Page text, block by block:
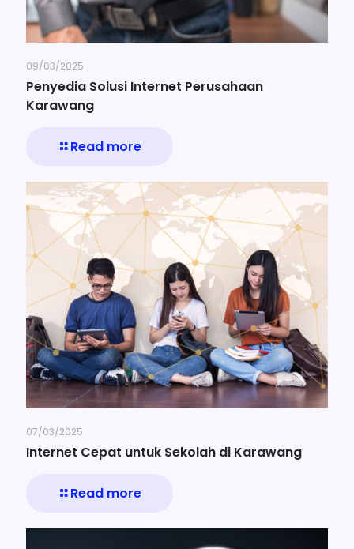
09/03/2025
Penyedia Solusi Internet Perusahaan
Karawang
Read more
07/03/2025
Internet Cepat untuk Sekolah di Karawang
Read more